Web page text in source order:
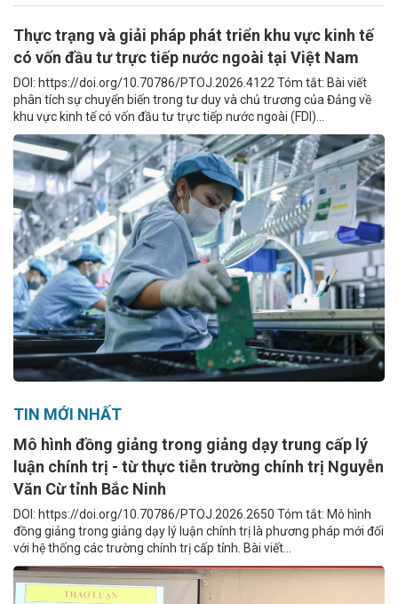
Thực trạng và giải pháp phát triển khu vực kinh tế
có vốn đầu tư trực tiếp nước ngoài tại Việt Nam
DOI: https://doi.org/10.70786/PTOJ.2026.4122 Tóm tắt: Bài viết
phân tích sự chuyển biến trong tư duy và chủ trương của Đảng về
khu vực kinh tế có vốn đầu tư trực tiếp nước ngoài (FDI)...
TIN MỚI NHẤT
Mô hình đồng giảng trong giảng dạy trung cấp lý
luận chính trị - từ thực tiễn trường chính trị Nguyễn
Văn Cừ tỉnh Bắc Ninh
DOI: https://doi.org/10.70786/PTOJ.2026.2650 Tóm tắt: Mô hình
đồng giảng trong giảng dạy lý luận chính trị là phương pháp mới đối
với hệ thống các trường chính trị cấp tỉnh. Bài viết...